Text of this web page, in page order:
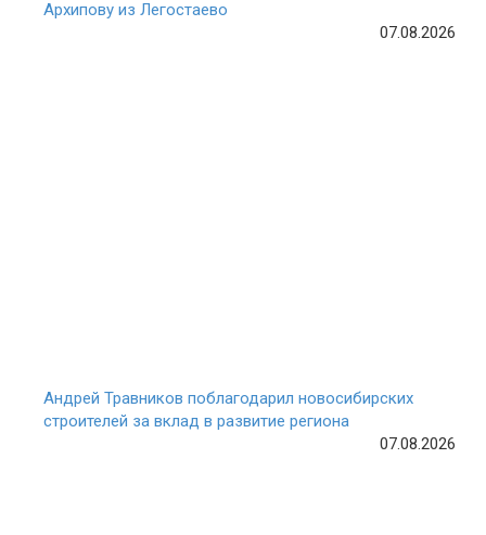
Архипову из Легостаево
07.08.2026
Андрей Травников поблагодарил новосибирских
строителей за вклад в развитие региона
07.08.2026